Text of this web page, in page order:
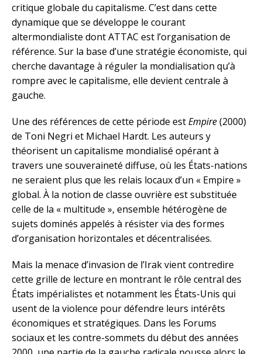
critique globale du capitalisme. C’est dans cette
dynamique que se développe le courant
altermondialiste dont ATTAC est l’organisation de
référence. Sur la base d’une stratégie économiste, qui
cherche davantage à réguler la mondialisation qu’à
rompre avec le capitalisme, elle devient centrale à
gauche.
Une des références de cette période estEmpire(2000)
de Toni Negri et Michael Hardt. Les auteurs y
théorisent un capitalisme mondialisé opérant à
travers une souveraineté diffuse, où les États-nations
ne seraient plus que les relais locaux d’un « Empire »
global. À la notion de classe ouvrière est substituée
celle de la « multitude », ensemble hétérogène de
sujets dominés appelés à résister via des formes
d’organisation horizontales et décentralisées.
Mais la menace d’invasion de l’Irak vient contredire
cette grille de lecture en montrant le rôle central des
États impérialistes et notamment les États-Unis qui
usent de la violence pour défendre leurs intérêts
économiques et stratégiques. Dans les Forums
sociaux et les contre-sommets du début des années